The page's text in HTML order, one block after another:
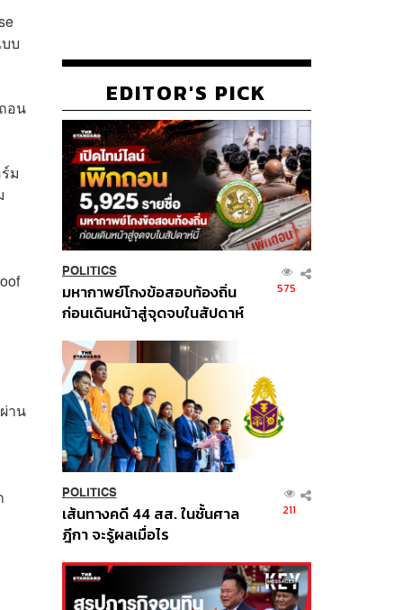
บ
อน
ม
าน
EDITOR'S PICK
POLITICS
มหากาพย์โกงข้อสอบท้องถิ่น
ก่อนเดินหน้าสู่จุดจบในสัปดาห์
575
POLITICS
เส้นทางคดี 44 สส. ในชั้นศาล
ฎีกา จะรู้ผลเมื่อไร
211